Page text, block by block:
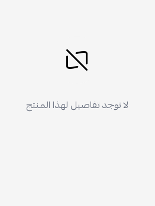
لا توجد تفاصيل لهذا المنتج